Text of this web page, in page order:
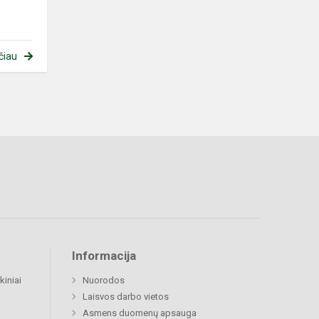
Informacija
Nuorodos
Laisvos darbo vietos
Asmens duomenų apsauga